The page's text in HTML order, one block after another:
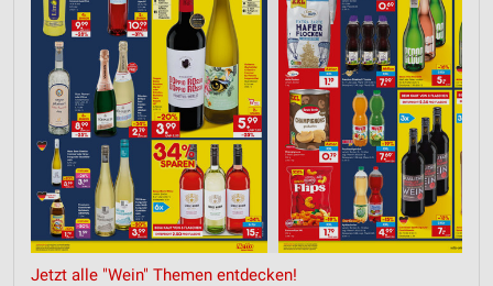
Jetzt alle "Wein" Themen entdecken!